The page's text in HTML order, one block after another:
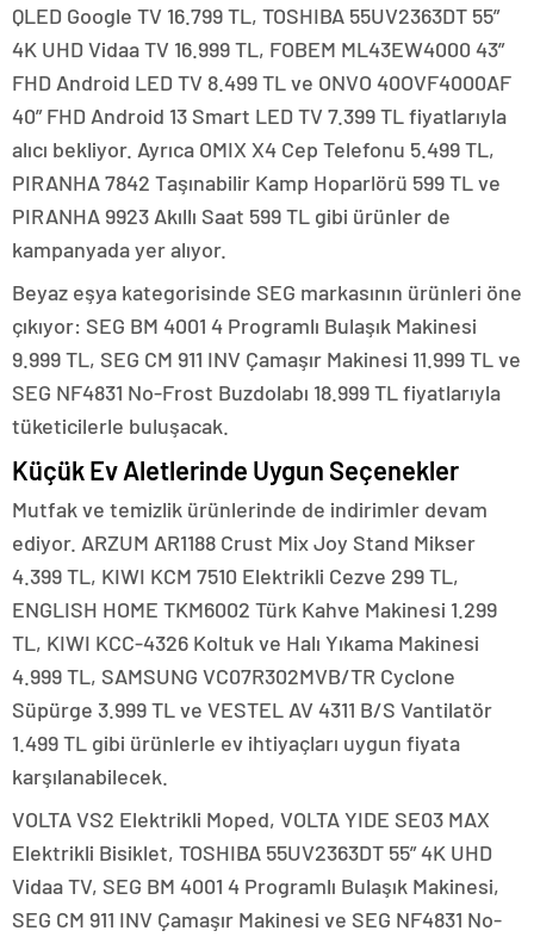
QLED Google TV 16.799 TL, TOSHIBA 55UV2363DT 55”
4K UHD Vidaa TV 16.999 TL, FOBEM ML43EW4000 43”
FHD Android LED TV 8.499 TL ve ONVO 40OVF4000AF
40” FHD Android 13 Smart LED TV 7.399 TL fiyatlarıyla
alıcı bekliyor. Ayrıca OMIX X4 Cep Telefonu 5.499 TL,
PIRANHA 7842 Taşınabilir Kamp Hoparlörü 599 TL ve
PIRANHA 9923 Akıllı Saat 599 TL gibi ürünler de
kampanyada yer alıyor.
Beyaz eşya kategorisinde SEG markasının ürünleri öne
çıkıyor: SEG BM 4001 4 Programlı Bulaşık Makinesi
9.999 TL, SEG CM 911 INV Çamaşır Makinesi 11.999 TL ve
SEG NF4831 No-Frost Buzdolabı 18.999 TL fiyatlarıyla
tüketicilerle buluşacak.
Küçük Ev Aletlerinde Uygun Seçenekler
Mutfak ve temizlik ürünlerinde de indirimler devam
ediyor. ARZUM AR1188 Crust Mix Joy Stand Mikser
4.399 TL, KIWI KCM 7510 Elektrikli Cezve 299 TL,
ENGLISH HOME TKM6002 Türk Kahve Makinesi 1.299
TL, KIWI KCC-4326 Koltuk ve Halı Yıkama Makinesi
4.999 TL, SAMSUNG VC07R302MVB/TR Cyclone
Süpürge 3.999 TL ve VESTEL AV 4311 B/S Vantilatör
1.499 TL gibi ürünlerle ev ihtiyaçları uygun fiyata
karşılanabilecek.
VOLTA VS2 Elektrikli Moped, VOLTA YIDE SE03 MAX
Elektrikli Bisiklet, TOSHIBA 55UV2363DT 55” 4K UHD
Vidaa TV, SEG BM 4001 4 Programlı Bulaşık Makinesi,
SEG CM 911 INV Çamaşır Makinesi ve SEG NF4831 No-